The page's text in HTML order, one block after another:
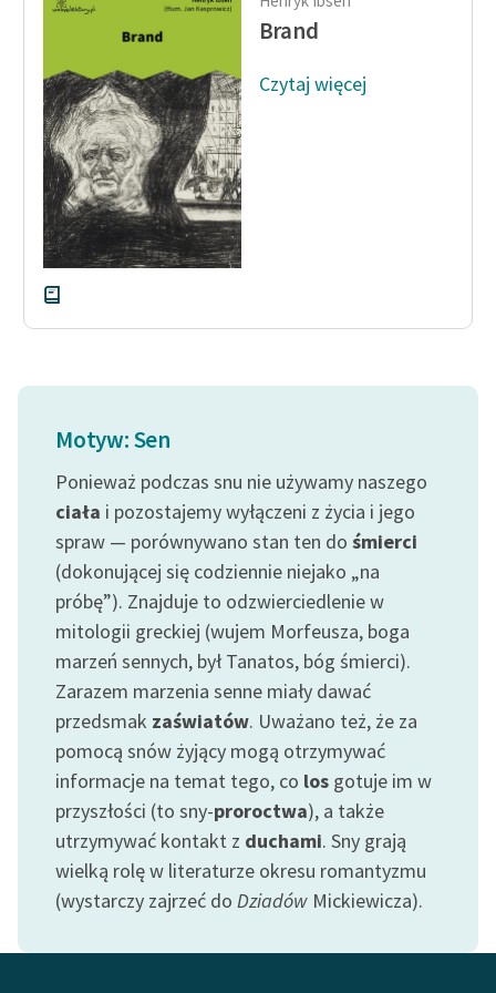
Ręce pełne poezji
twórców przechodzących
do domeny publicznej,
lektur szkolnych oraz
Starego Testamentu
Odkurzamy bohaterów
Szkoła Poezji Wolnych
O nas
Zasady wykorzystania
Wolnych Lektur
Logotypy
Materiały promocyjne
Polityka prywatności
Regulamin biblioteki
Dane fundacji i
sprawozdania finansowe
Regulamin darowizn
Informacja o treściach
Brand
Czytaj więcej
Motyw: Sen
Ponieważ podczas snu nie używamy naszego
ciała i pozostajemy wyłączeni z życia i jego
spraw — porównywano stan ten do śmierci
(dokonującej się codziennie niejako „na
próbę”). Znajduje to odzwierciedlenie w
mitologii greckiej (wujem Morfeusza, boga
marzeń sennych, był Tanatos, bóg śmierci).
Zarazem marzenia senne miały dawać
przedsmak zaświatów. Uważano też, że za
pomocą snów żyjący mogą otrzymywać
informacje na temat tego, co los gotuje im w
przyszłości (to sny-proroctwa), a także
utrzymywać kontakt z duchami. Sny grają
wielką rolę w literaturze okresu romantyzmu
(wystarczy zajrzeć do Dziadów Mickiewicza).